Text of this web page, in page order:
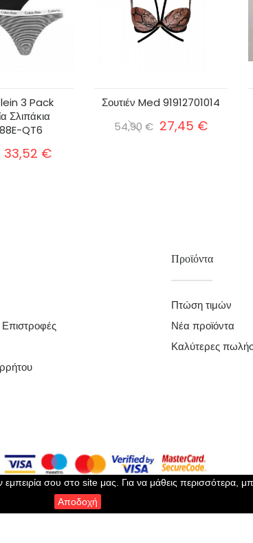
3 Pack
Σλιπάκια
QT6
33,52 €
Σουτιέν Med 91912701014
54,90 € 27,45 €
Προϊόντα
Πτώση τιμών
Νέα προϊόντα
Καλύτερες
σου στο site μας. Για να μάθεις περισσότερα,
Αποδοχή